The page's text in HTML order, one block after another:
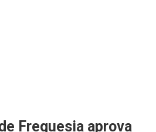
Freguesia aprova